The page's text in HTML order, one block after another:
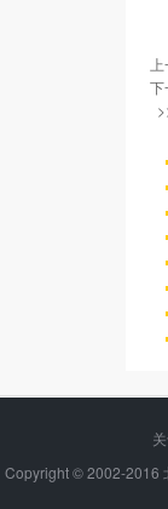
下
Copyright © 2002-2016